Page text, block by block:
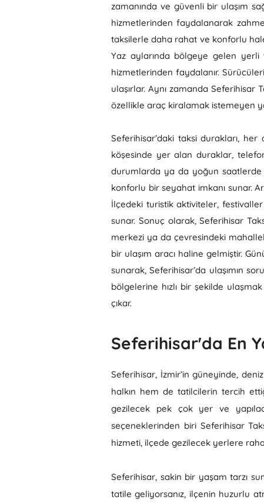
zamanında ve güvenli bir ulaşım
hizmetlerinden faydalanarak
taksilerle daha rahat ve konforlu
Yaz aylarında bölgeye gelen
hizmetlerinden faydalanır.
ulaşırlar. Aynı zamanda Seferihisar
özellikle araç kiralamak istemeyen
Seferihisar’daki taksi durakları,
köşesinde yer alan duraklar,
durumlarda ya da yoğun saatlerde
konforlu bir seyahat imkanı sunar.
İlçedeki turistik aktiviteler,
sunar. Sonuç olarak, Seferihisar
merkezi ya da çevresindeki
bir ulaşım aracı haline gelmiştir.
sunarak, Seferihisar’da ulaşımın
bölgelerine hızlı bir şekilde
çıkar.
Seferihisar'da En
Seferihisar, İzmir’in güneyinde,
halkın hem de tatilcilerin tercih
gezilecek pek çok yer ve
seçeneklerinden biri Seferihisar
hizmeti, ilçede gezilecek yerlere
Seferihisar, sakin bir yaşam tarzı
tatile geliyorsanız, ilçenin huzurlu